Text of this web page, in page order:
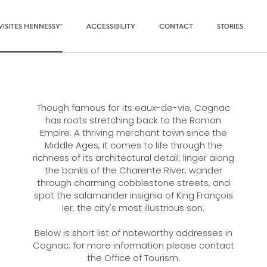
HENNESSY" ACCESSIBILITY CONTACT STORIES
Though famous for its eaux-de-vie, Cognac
has roots stretching back to the Roman
Empire. A thriving merchant town since the
Middle Ages, it comes to life through the
richness of its architectural detail: linger along
the banks of the Charente River, wander
through charming cobblestone streets, and
spot the salamander insignia of King François
Ier, the city's most illustrious son.
Below is short list of noteworthy addresses in
Cognac; for more information please contact
the Office of Tourism.